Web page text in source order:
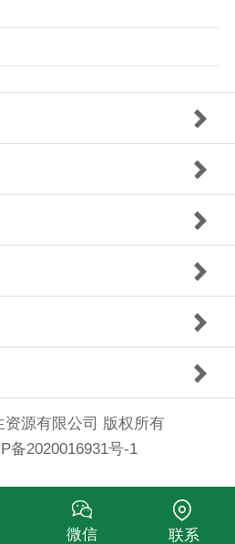
资源有限公司 版权所有
备2020016931号-1
微信 联系